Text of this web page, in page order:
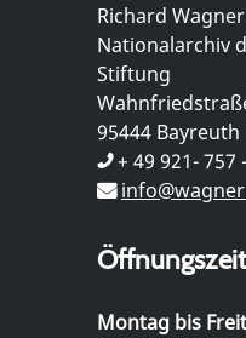
Richard
Nationalarchiv
Stiftung
95444 Bayreuth
+ 49 921- 757
Montag bis